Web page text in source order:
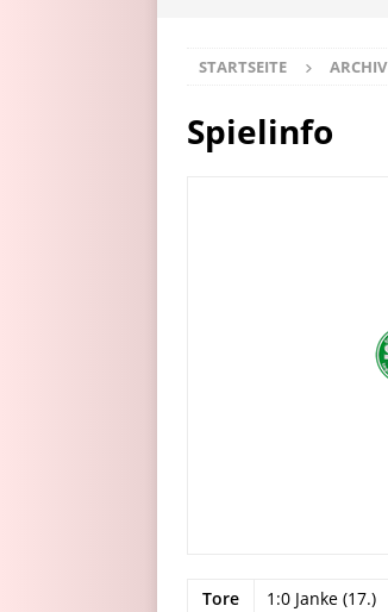
STARTSEITE ARCHIV
Spielinfo
Tore
1:0 Janke (17.)